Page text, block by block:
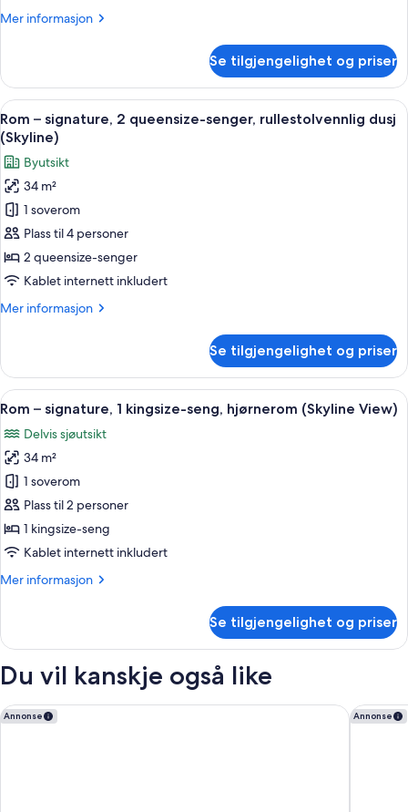
tilpasset
Mer informasjon
Mer
–
signature,
2
queensize-
senger,
tilpasset
hørselshemmede
Se tilgjengelighet og priser
Åpne
alle
bildene
av
Rom
–
signature,
2
queensize-
rullestolvennlig
Italienske Frette-laken, sengetøy av
2
Rom – signature, 2 queensize-senger, rullestolvennlig dusj
(Skyline)
Byutsikt
34 m²
1 soverom
Plass til 4 personer
2 queensize-senger
Kablet internett inkludert
Mer informasjon
Mer
–
signature,
2
queensize-
senger,
rullestolvennlig
dusj
(Skyline)
Se tilgjengelighet og priser
Åpne
alle
bildene
av
Rom
–
signature,
1
seng,
View)
Rom – signature, 1 kingsize-seng,
5
Rom – signature, 1 kingsize-seng, hjørnerom (Skyline View)
Delvis sjøutsikt
34 m²
1 soverom
Plass til 2 personer
1 kingsize-seng
Kablet internett inkludert
Mer informasjon
Mer
–
seng,
hjørnerom
Se tilgjengelighet og priser
Du vil kanskje også like
Annonse
Palace Hotel, a Luxury Collection Hotel, San FranciscoAnnonse
Beacon